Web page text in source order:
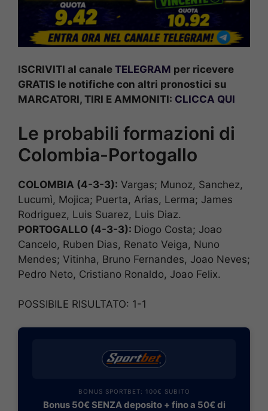
ISCRIVITI al canale TELEGRAM per ricevere
GRATIS le notifiche con altri pronostici su
MARCATORI, TIRI E AMMONITI: CLICCA QUI
Le probabili formazioni di
Colombia-Portogallo
COLOMBIA (4-3-3): Vargas; Munoz, Sanchez,
Lucumì, Mojica; Puerta, Arias, Lerma; James
Rodriguez, Luis Suarez, Luis Diaz.
PORTOGALLO (4-3-3): Diogo Costa; Joao
Cancelo, Ruben Dias, Renato Veiga, Nuno
Mendes; Vitinha, Bruno Fernandes, Joao Neves;
Pedro Neto, Cristiano Ronaldo, Joao Felix.
POSSIBILE RISULTATO: 1-1
BONUS SPORTBET: 100€ SUBITO
Bonus 50€ SENZA deposito + fino a 50€ di